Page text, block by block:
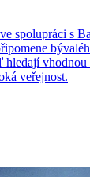
spolupráci s
hledají
veřejnost.